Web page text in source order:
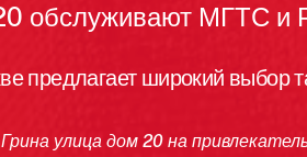
обслуживают МГТС и
предлагает широкий выбор
улица дом 20 на